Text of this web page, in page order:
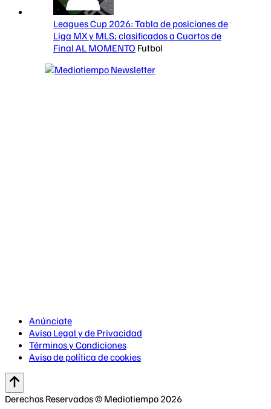
Leagues Cup 2026: Tabla de posiciones de
Liga MX y MLS; clasificados a Cuartos de
Final AL MOMENTO Futbol
Anúnciate
Aviso Legal y de Privacidad
Términos y Condiciones
Aviso de política de cookies
Derechos Reservados © Mediotiempo 2026